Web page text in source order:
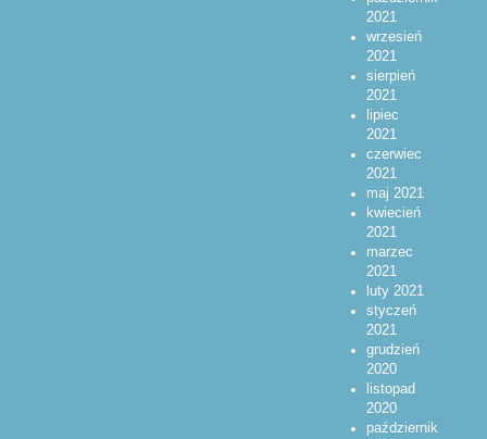
2021
wrzesień
2021
sierpień
2021
lipiec
2021
czerwiec
2021
maj 2021
kwiecień
2021
marzec
2021
luty 2021
styczeń
2021
grudzień
2020
listopad
2020
październik